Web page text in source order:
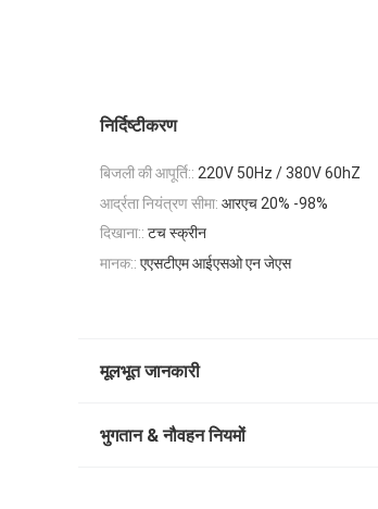
निर्दिष्टीकरण
बिजली की आपूर्ति:: 220V 50Hz / 380V 60hZ
आर्द्रता नियंत्रण सीमा: आरएच 20% -98%
दिखाना:: टच स्क्रीन
मानक:: एएसटीएम आईएसओ एन जेएस
मूलभूत जानकारी
भुगतान & नौवहन नियमों